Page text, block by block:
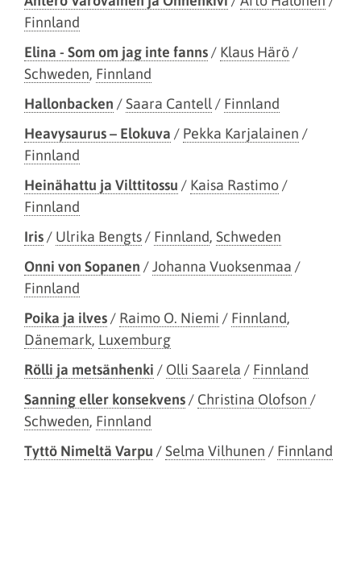
Finnland
Elina - Som om jag inte fanns/ Klaus Härö/
Schweden, Finnland
Hallonbacken /Saara Cantell/ Finnland
Heavysaurus – Elokuva / Pekka Karjalainen /
Finnland
Heinähattu ja Vilttitossu / Kaisa Rastimo/
Finnland
Iris/ Ulrika Bengts/ Finnland, Schweden
Onni von Sopanen /Johanna Vuoksenmaa /
Finnland
Poika ja ilves/ Raimo O. Niemi / Finnland,
Dänemark, Luxemburg
Rölli ja metsänhenki / Olli Saarela / Finnland
Sanning eller konsekvens/ Christina Olofson /
Schweden, Finnland
Tyttö Nimeltä Varpu /Selma Vilhunen / Finnland